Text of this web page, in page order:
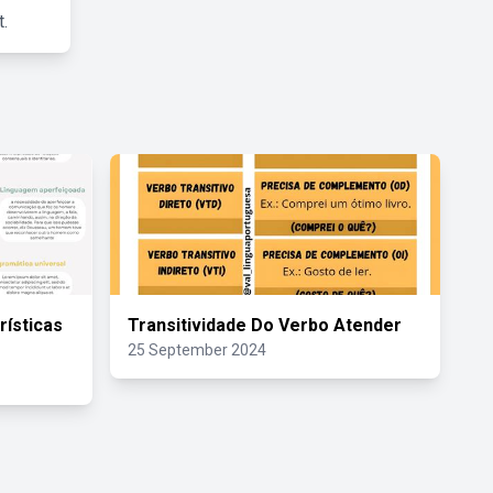
Transitividade Do Verbo Atender
25 September 2024